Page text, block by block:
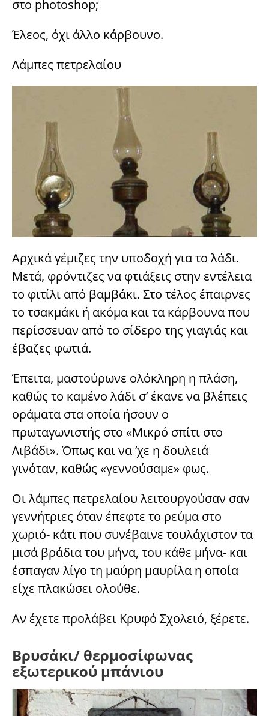
στο photoshop;
Έλεος, όχι άλλο κάρβουνο.
Λάμπες πετρελαίου
Αρχικά γέμιζες την υποδοχή για το λάδι.
Μετά, φρόντιζες να φτιάξεις στην εντέλεια
το φιτίλι από βαμβάκι. Στο τέλος έπαιρνες
το τσακμάκι ή ακόμα και τα κάρβουνα που
περίσσευαν από το σίδερο της γιαγιάς και
έβαζες φωτιά.
Έπειτα, μαστούρωνε ολόκληρη η πλάση,
καθώς το καμένο λάδι σ’ έκανε να βλέπεις
οράματα στα οποία ήσουν ο
πρωταγωνιστής στο «Μικρό σπίτι στο
Λιβάδι». Όπως και να ’χε η δουλειά
γινόταν, καθώς «γεννούσαμε» φως.
Οι λάμπες πετρελαίου λειτουργούσαν σαν
γεννήτριες όταν έπεφτε το ρεύμα στο
χωριό- κάτι που συνέβαινε τουλάχιστον τα
μισά βράδια του μήνα, του κάθε μήνα- και
έσπαγαν λίγο τη μαύρη μαυρίλα η οποία
είχε πλακώσει ολούθε.
Αν έχετε προλάβει Κρυφό Σχολειό, ξέρετε.
Βρυσάκι/ θερμοσίφωνας
εξωτερικού μπάνιου